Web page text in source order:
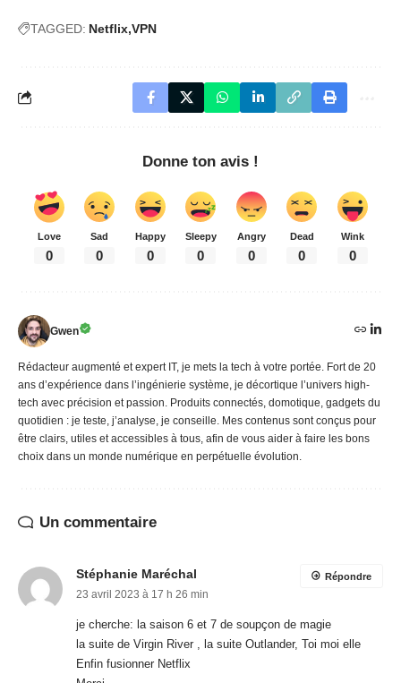
TAGGED: Netflix VPN
Donne ton avis !
Love
0
Sad
0
Happy
0
Sleepy
0
Angry
0
Dead
0
Wink
0
Gwen
Rédacteur augmenté et expert IT, je mets la tech à votre portée. Fort de 20
ans d’expérience dans l’ingénierie système, je décortique l’univers high-
tech avec précision et passion. Produits connectés, domotique, gadgets du
quotidien : je teste, j’analyse, je conseille. Mes contenus sont conçus pour
être clairs, utiles et accessibles à tous, afin de vous aider à faire les bons
choix dans un monde numérique en perpétuelle évolution.
Un commentaire
Stéphanie Maréchal
23 avril 2023 à 17 h 26 min
je cherche: la saison 6 et 7 de soupçon de magie
la suite de Virgin River , la suite Outlander, Toi moi elle
Enfin fusionner Netflix
Répondre